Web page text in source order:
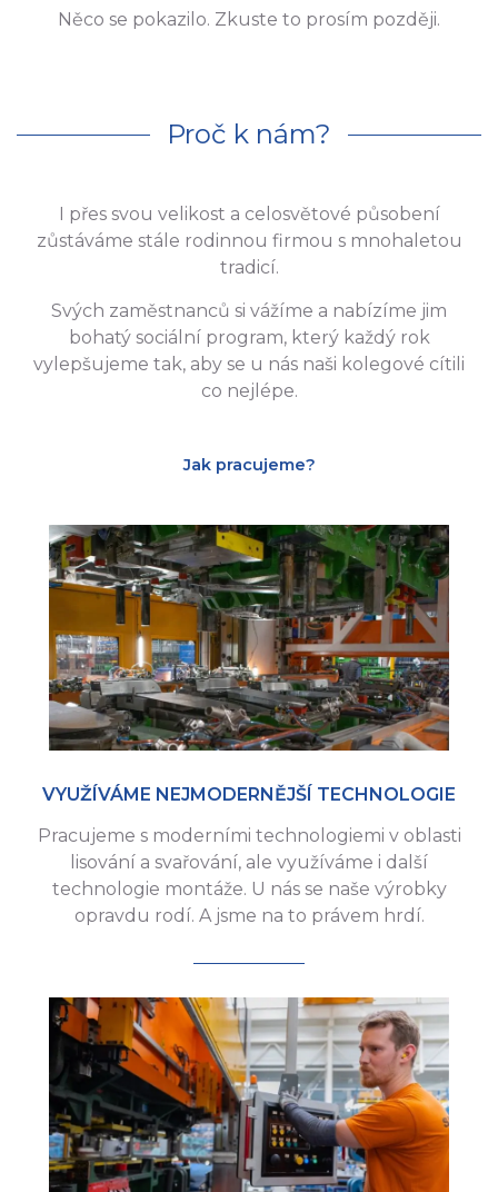
Něco se pokazilo. Zkuste to prosím později.
Proč k nám?
I přes svou velikost a celosvětové působení
zůstáváme stále rodinnou firmou s mnohaletou
tradicí.
Svých zaměstnanců si vážíme a nabízíme jim
bohatý sociální program, který každý rok
vylepšujeme tak, aby se u nás naši kolegové cítili
co nejlépe.
Jak pracujeme?
VYUŽÍVÁME NEJMODERNĚJŠÍ TECHNOLOGIE
Pracujeme s moderními technologiemi v oblasti
lisování a svařování, ale využíváme i další
technologie montáže. U nás se naše výrobky
opravdu rodí. A jsme na to právem hrdí.